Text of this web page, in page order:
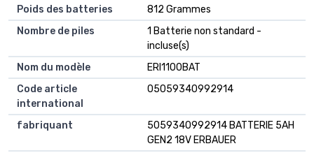
Poids des batteries
812 Grammes
Nombre de piles
1 Batterie non standard -
incluse(s)
Nom du modèle
ERI1100BAT
Code article
international
05059340992914
fabriquant
5059340992914 BATTERIE 5AH
GEN2 18V ERBAUER